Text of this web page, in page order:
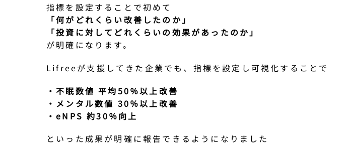
指標を設定することで初めて
「何がどれくらい改善したのか」
「投資に対してどれくらいの効果があったのか」
が明確になります。
Lifreeが支援してきた企業でも、指標を設定し可視化することで
・不眠数値 平均50％以上改善
・メンタル数値 30％以上改善
・eNPS 約30％向上
といった成果が明確に報告できるようになりました